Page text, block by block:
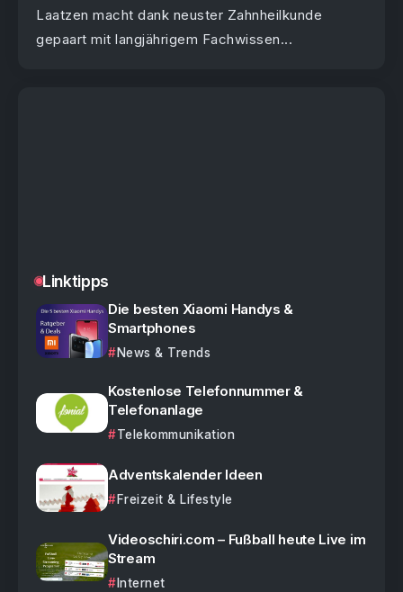
Laatzen macht dank neuster Zahnheilkunde
gepaart mit langjährigem Fachwissen...
Linktipps
Die besten Xiaomi Handys &
Smartphones
News & Trends
Kostenlose Telefonnummer &
Telefonanlage
Telekommunikation
Adventskalender Ideen
Freizeit & Lifestyle
Videoschiri.com – Fußball heute Live im
Stream
Internet